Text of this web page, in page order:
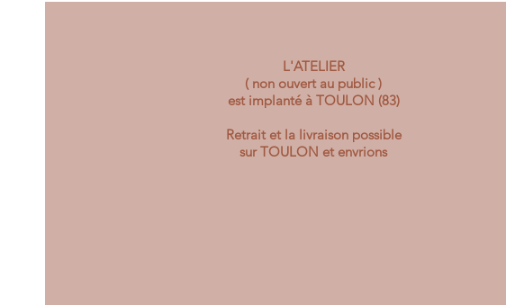
L'ATELIER
( non ouvert au public )
est implanté à TOULON (83)
Retrait et la livraison possible
sur TOULON et envrions